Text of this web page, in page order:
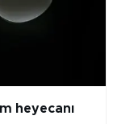
heyecanı